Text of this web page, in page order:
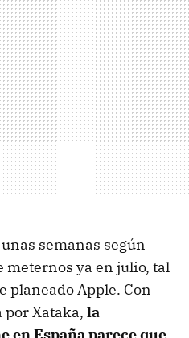
semanas según
meternos ya en julio, tal
planeado Apple. Con
Xataka, la